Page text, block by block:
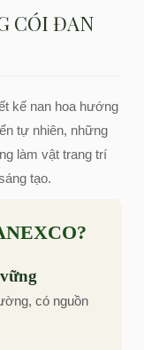
CÓI ĐAN
kế nan hoa hướng
tự nhiên, những
làm vật trang trí
tạo.
có nguồn